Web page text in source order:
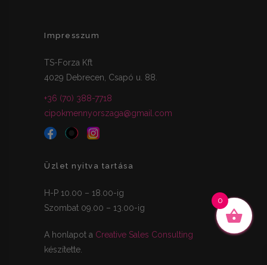
Impresszum
TS-Forza Kft
4029 Debrecen, Csapó u. 88.
+36 (70) 388-7718
cipokmennyorszaga@gmail.com
Üzlet nyitva tartása
H-P 10.00 – 18.00-ig
Szombat 09.00 – 13.00-ig
A honlapot a Creative Sales Consulting
készítette.
0